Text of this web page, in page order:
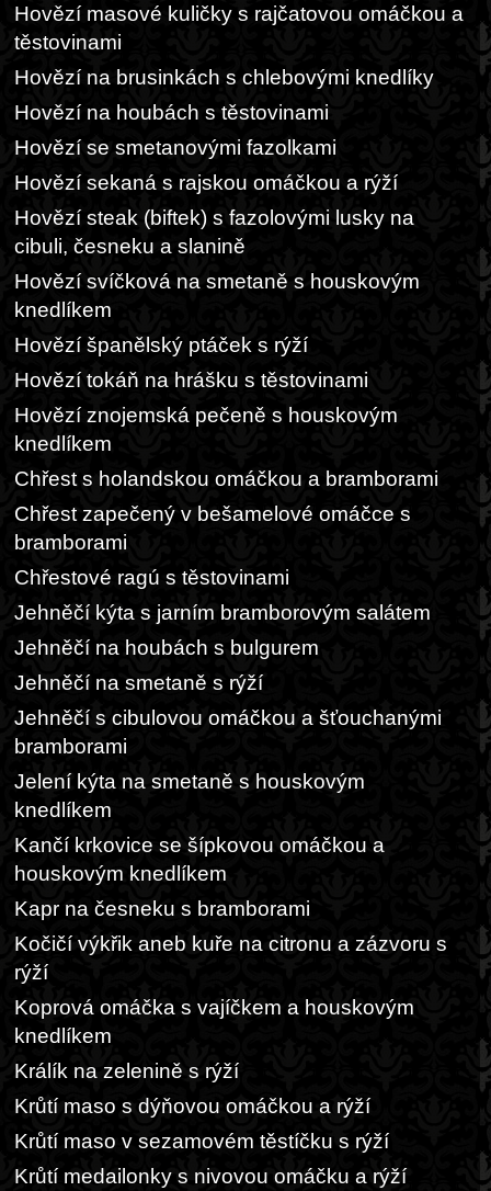
Hovězí masové kuličky s rajčatovou omáčkou a
těstovinami
Hovězí na brusinkách s chlebovými knedlíky
Hovězí na houbách s těstovinami
Hovězí se smetanovými fazolkami
Hovězí sekaná s rajskou omáčkou a rýží
Hovězí steak (biftek) s fazolovými lusky na
cibuli, česneku a slanině
Hovězí svíčková na smetaně s houskovým
knedlíkem
Hovězí španělský ptáček s rýží
Hovězí tokáň na hrášku s těstovinami
Hovězí znojemská pečeně s houskovým
knedlíkem
Chřest s holandskou omáčkou a bramborami
Chřest zapečený v bešamelové omáčce s
bramborami
Chřestové ragú s těstovinami
Jehněčí kýta s jarním bramborovým salátem
Jehněčí na houbách s bulgurem
Jehněčí na smetaně s rýží
Jehněčí s cibulovou omáčkou a šťouchanými
bramborami
Jelení kýta na smetaně s houskovým
knedlíkem
Kančí krkovice se šípkovou omáčkou a
houskovým knedlíkem
Kapr na česneku s bramborami
Kočičí výkřik aneb kuře na citronu a zázvoru s
rýží
Koprová omáčka s vajíčkem a houskovým
knedlíkem
Králík na zelenině s rýží
Krůtí maso s dýňovou omáčkou a rýží
Krůtí maso v sezamovém těstíčku s rýží
Krůtí medailonky s nivovou omáčku a rýží